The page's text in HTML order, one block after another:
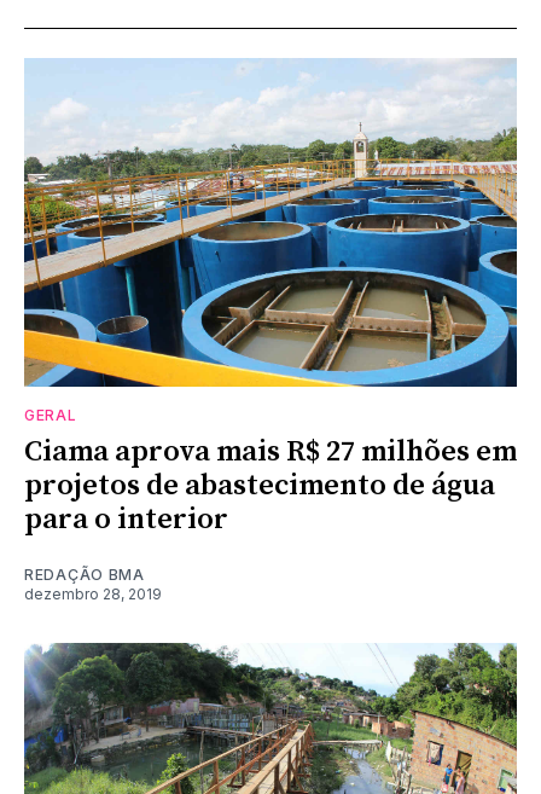
GERAL
Ciama aprova mais R$ 27 milhões em
projetos de abastecimento de água
para o interior
REDAÇÃO BMA
dezembro 28, 2019